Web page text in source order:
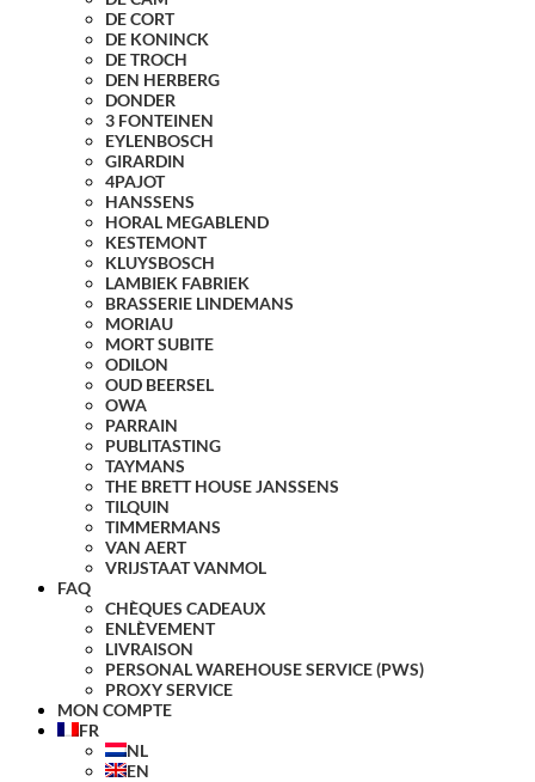
DE CORT
DE KONINCK
DE TROCH
DEN HERBERG
DONDER
3 FONTEINEN
EYLENBOSCH
GIRARDIN
4PAJOT
HANSSENS
HORAL MEGABLEND
KESTEMONT
KLUYSBOSCH
LAMBIEK FABRIEK
BRASSERIE LINDEMANS
MORIAU
MORT SUBITE
ODILON
OUD BEERSEL
OWA
PARRAIN
PUBLITASTING
TAYMANS
THE BRETT HOUSE JANSSENS
TILQUIN
TIMMERMANS
VAN AERT
VRIJSTAAT VANMOL
FAQ
CHÈQUES CADEAUX
ENLÈVEMENT
LIVRAISON
PERSONAL WAREHOUSE SERVICE (PWS)
PROXY SERVICE
MON COMPTE
FR
NL
EN